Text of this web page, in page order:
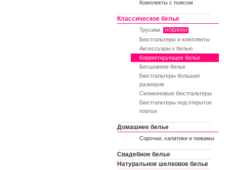
Комплекты с поясом
Классическое белье
Трусики НОВИНКИ
Бюстгальтеры и комплекты
Аксессуары к белью
Корректирующее белье
Бесшовное белье
Бюстгальтеры больших
размеров
Силиконовые бюстгальтеры
Бюстгальтеры под открытое
платье
Домашнее белье
Сорочки, халатики и пижамы
Свадебное белье
Натуральное шелковое белье